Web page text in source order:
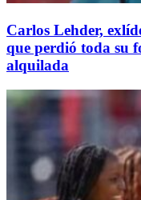
Carlos Lehder,
que perdió toda su
alquilada